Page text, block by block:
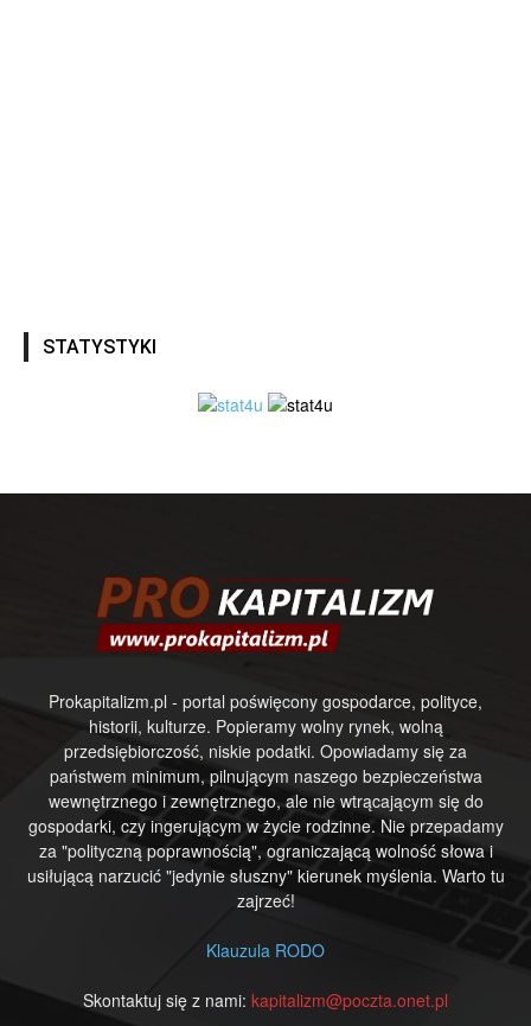
STATYSTYKI
Prokapitalizm.pl - portal poświęcony gospodarce, polityce,
historii, kulturze. Popieramy wolny rynek, wolną
przedsiębiorczość, niskie podatki. Opowiadamy się za
państwem minimum, pilnującym naszego bezpieczeństwa
wewnętrznego i zewnętrznego, ale nie wtrącającym się do
gospodarki, czy ingerującym w życie rodzinne. Nie przepadamy
za "polityczną poprawnością", ograniczającą wolność słowa i
usiłującą narzucić "jedynie słuszny" kierunek myślenia. Warto tu
zajrzeć!
Klauzula RODO
Skontaktuj się z nami: kapitalizm@poczta.onet.pl